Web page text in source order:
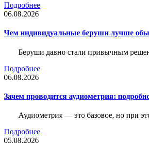
Подробнее
06.08.2026
Чем индивидуальные беруши лучше
Беруши давно стали привычным
Подробнее
06.08.2026
Зачем проводится аудиометрия:
Аудиометрия — это базовое, но при
Подробнее
05.08.2026